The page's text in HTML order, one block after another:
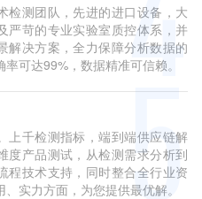
检测团队，先进的进口设备，大
严苛的专业实验室质控体系，并
解决方案，全力保障分析数据的
可达99%，数据精准可信赖。
上千检测指标，端到端供应链解
度产品测试，从检测需求分析到
程技术支持，同时整合全行业资
实力方面，为您提供最优解。